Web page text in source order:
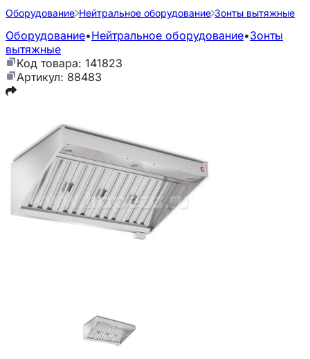
Оборудование Нейтральное оборудование Зонты вытяжные
Оборудование•Нейтральное оборудование•Зонты
вытяжные
Код товара: 141823
Артикул: 88483